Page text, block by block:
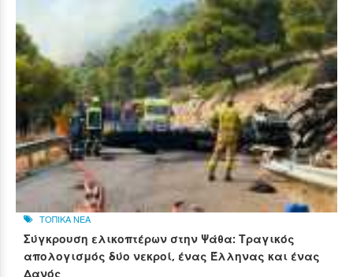
ΤΟΠΙΚΑ ΝΕΑ
Σύγκρουση ελικοπτέρων στην Ψάθα: Τραγικός
απολογισμός δύο νεκροί, ένας Έλληνας και ένας
Δανός